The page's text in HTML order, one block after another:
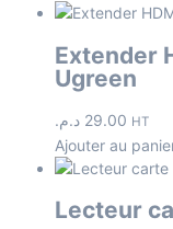
Extender
Ugreen
29.00 د.م. HT
Ajouter au
Lecteur